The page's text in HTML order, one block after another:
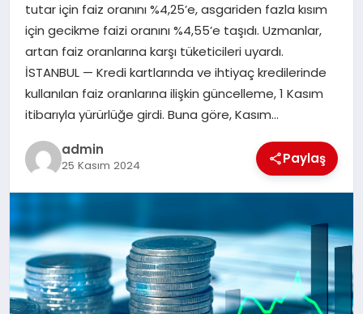
YAŞAM
tutar için faiz oranını %4,25’e, asgariden fazla kısım
için gecikme faizi oranını %4,55’e taşıdı. Uzmanlar,
artan faiz oranlarına karşı tüketicileri uyardı.
İSTANBUL — Kredi kartlarında ve ihtiyaç kredilerinde
kullanılan faiz oranlarına ilişkin güncelleme, 1 Kasım
itibarıyla yürürlüğe girdi. Buna göre, Kasım…
admin
25 Kasım 2024 Paylaş